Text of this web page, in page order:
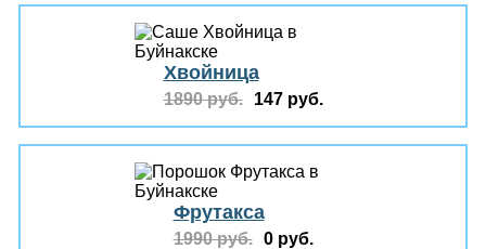
Хвойница
1890 руб. 147 руб.
Фрутакса
1990 руб. 0 руб.